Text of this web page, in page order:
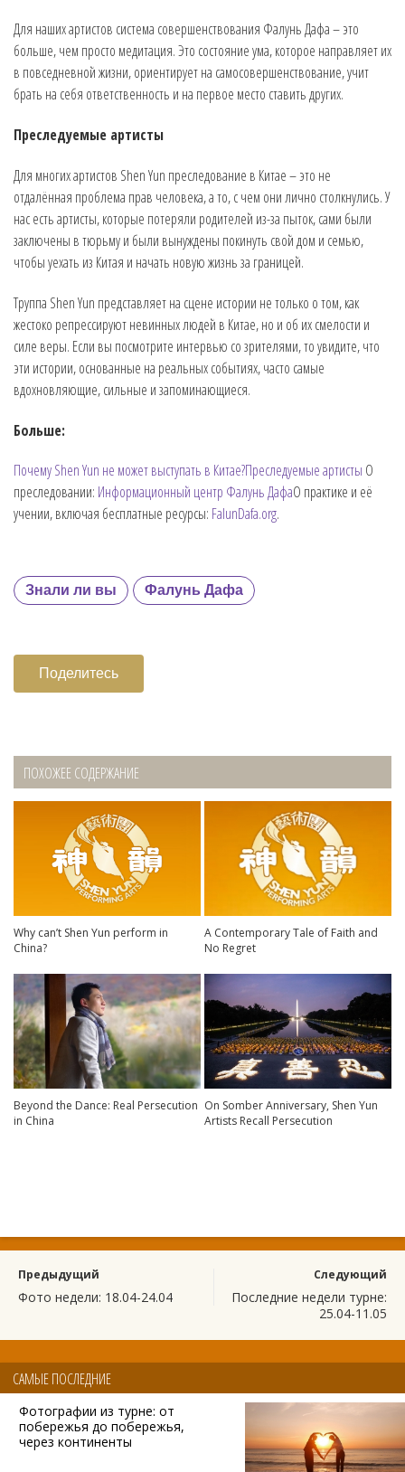
Для наших артистов система совершенствования Фалунь Дафа – это
больше, чем просто медитация. Это состояние ума, которое направляет их
в повседневной жизни, ориентирует на самосовершенствование, учит
брать на себя ответственность и на первое место ставить других.
Преследуемые артисты
Для многих артистов Shen Yun преследование в Китае – это не
отдалённая проблема прав человека, а то, с чем они лично столкнулись. У
нас есть артисты, которые потеряли родителей из-за пыток, сами были
заключены в тюрьму и были вынуждены покинуть свой дом и семью,
чтобы уехать из Китая и начать новую жизнь за границей.
Труппа Shen Yun представляет на сцене истории не только о том, как
жестоко репрессируют невинных людей в Китае, но и об их смелости и
силе веры. Если вы посмотрите интервью со зрителями, то увидите, что
эти истории, основанные на реальных событиях, часто самые
вдохновляющие, сильные и запоминающиеся.
Больше:
Почему Shen Yun не может выступать в Китае?Преследуемые артисты О
преследовании: Информационный центр Фалунь ДафаО практике и её
учении, включая бесплатные ресурсы: FalunDafa.org.
Знали ли вы Фалунь Дафа
Поделитесь
ПОХОЖЕЕ СОДЕРЖАНИЕ
Why can’t Shen Yun perform in
China?
A Contemporary Tale of Faith and
No Regret
Beyond the Dance: Real Persecution
in China
On Somber Anniversary, Shen Yun
Artists Recall Persecution
Предыдущий
Фото недели: 18.04-24.04
Следующий
Последние недели турне:
25.04-11.05
САМЫЕ ПОСЛЕДНИЕ
Фотографии из турне: от
побережья до побережья,
через континенты